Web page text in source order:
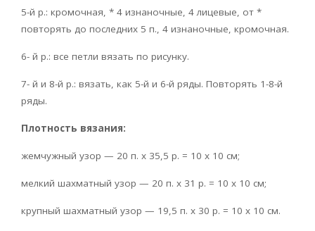
5-й р.: кромочная, * 4 изнаночные, 4 лицевые, от *
повторять до последних 5 п., 4 изнаночные, кромочная.
6- й р.: все петли вязать по рисунку.
7- й и 8-й р.: вязать, как 5-й и 6-й ряды. Повторять 1-8-й
ряды.
Плотность вязания:
жемчужный узор — 20 п. х 35,5 р. = 10 х 10 см;
мелкий шахматный узор — 20 п. х 31 р. = 10 х 10 см;
крупный шахматный узор — 19,5 п. х 30 р. = 10 х 10 см.